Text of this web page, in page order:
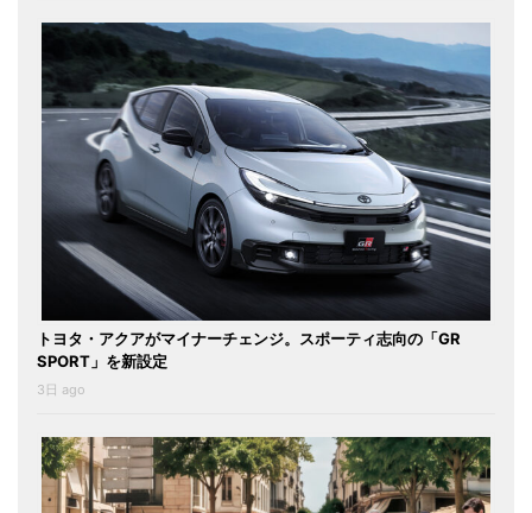
トヨタ・アクアがマイナーチェンジ。スポーティ志向の「GR
SPORT」を新設定
3日 ago